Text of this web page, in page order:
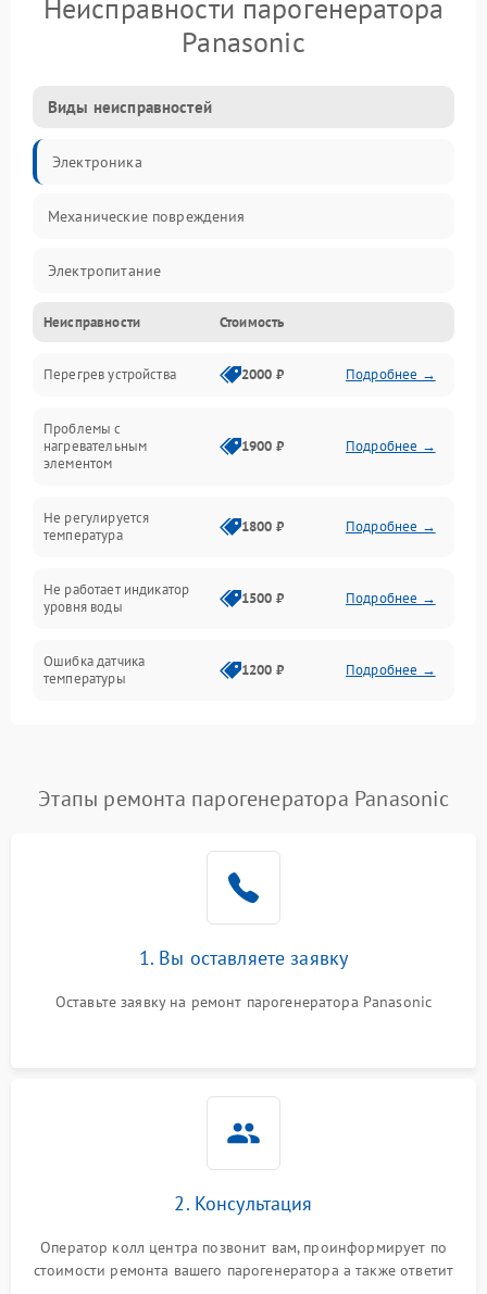
Неисправности парогенератора
Panasonic
Виды неисправностей
Электроника
Механические повреждения
Электропитание
Парообразование
Герметичность
Механика
Неисправности Стоимость
Перегрев устройства 2000 ₽ Подробнее →
Проблемы с
нагревательным
элементом
1900 ₽ Подробнее →
Не регулируется
температура
1800 ₽ Подробнее →
Не работает индикатор
уровня воды
1500 ₽ Подробнее →
Ошибка датчика
температуры
1200 ₽ Подробнее →
Ошибка платы управления Подробнее →
1200 ₽
Не подает пар 1800 ₽ Подробнее →
Этапы ремонта парогенератора Panasonic
1. Вы оставляете заявку
Оставьте заявку на ремонт парогенератора Panasonic
2. Консультация
Оператор колл центра позвонит вам, проинформирует по
стоимости ремонта вашего парогенератора а также ответит